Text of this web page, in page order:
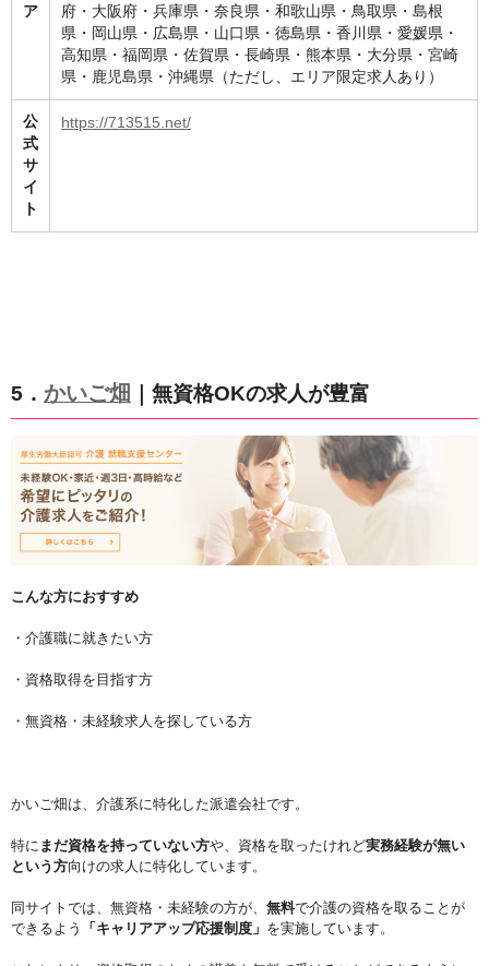
ア
府・大阪府・兵庫県・奈良県・和歌山県・鳥取県・島根
県・岡山県・広島県・山口県・徳島県・香川県・愛媛県・
高知県・福岡県・佐賀県・長崎県・熊本県・大分県・宮崎
県・鹿児島県・沖縄県（ただし、エリア限定求人あり）
公
式
サ
イ
ト
https://713515.net/
5． かいご畑 ｜無資格OKの求人が豊富
こんな方におすすめ
・介護職に就きたい方
・資格取得を目指す方
・無資格・未経験求人を探している方
かいご畑は、介護系に特化した派遣会社です。
特に まだ資格を持っていない方や、資格を取ったけれど実務経験が無い
という方向けの求人に特化しています。
同サイトでは、無資格・未経験の方が、 無料で介護の資格を取ることが
できるよう
「キャリアアップ応援制度」 を実施しています。